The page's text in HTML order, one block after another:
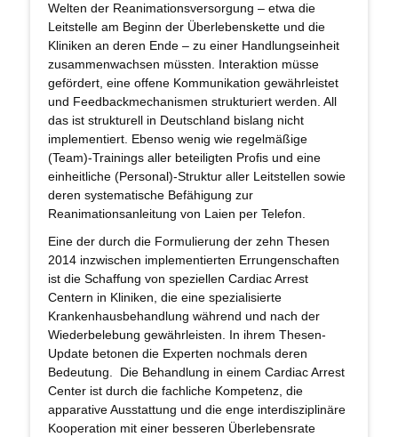
Welten der Reanimationsversorgung – etwa die
Leitstelle am Beginn der Überlebenskette und die
Kliniken an deren Ende – zu einer Handlungseinheit
zusammenwachsen müssten. Interaktion müsse
gefördert, eine offene Kommunikation gewährleistet
und Feedbackmechanismen strukturiert werden. All
das ist strukturell in Deutschland bislang nicht
implementiert. Ebenso wenig wie regelmäßige
(Team)-Trainings aller beteiligten Profis und eine
einheitliche (Personal)-Struktur aller Leitstellen sowie
deren systematische Befähigung zur
Reanimationsanleitung von Laien per Telefon.
Eine der durch die Formulierung der zehn Thesen
2014 inzwischen implementierten Errungenschaften
ist die Schaffung von speziellen Cardiac Arrest
Centern in Kliniken, die eine spezialisierte
Krankenhausbehandlung während und nach der
Wiederbelebung gewährleisten. In ihrem Thesen-
Update betonen die Experten nochmals deren
Bedeutung. Die Behandlung in einem Cardiac Arrest
Center ist durch die fachliche Kompetenz, die
apparative Ausstattung und die enge interdisziplinäre
Kooperation mit einer besseren Überlebensrate